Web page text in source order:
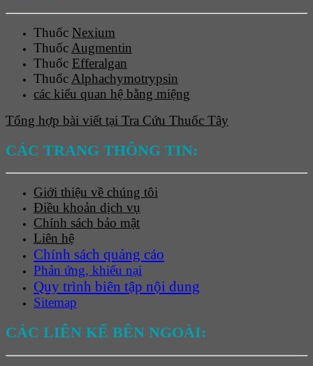
Thuốc Nexium
Thuốc Augmentin
Thuốc Efferalgan
Thuốc Alphachymotrypsin
các kiểu quan hệ bằng miệng
Tổng hợp bài viết tại Tra Cứu Thuốc Tây
CÁC TRANG THÔNG TIN:
Giới thiệu về chúng tôi
Điều khoản dịch vụ
Chính sách bảo mật
Liên hệ
Chính sách quảng cáo
Phản ứng, khiếu nại
Quy trình biên tập nội dung
Sitemap
CÁC LIÊN KẾ BÊN NGOÀI: